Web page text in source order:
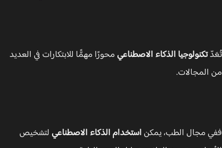
تكنولوجيا الذكاء الاصطناعيمحورًا مهمًّا للابتكارات في العديد
مجال الطب، يمكناستخدام الذكاء الاصطناعيلتشخيص